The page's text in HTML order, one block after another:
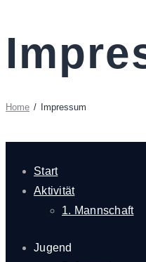
Home Impressum
Start
Aktivität
1. Mannschaft
Jugend